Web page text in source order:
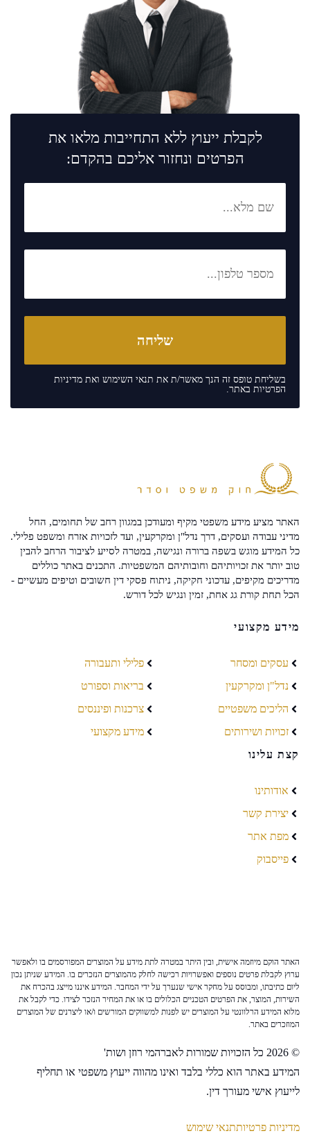
לקבלת ייעוץ ללא התחייבות מלאו את
הפרטים ונחזור אליכם בהקדם:
בשליחת טופס זה הנך מאשר/ת את תנאי השימוש ואת מדיניות
הפרטיות באתר.
האתר מציע מידע משפטי מקיף ומעודכן במגוון רחב של תחומים, החל
מדיני עבודה ועסקים, דרך נדל"ן ומקרקעין, ועד לזכויות אזרח ומשפט פלילי.
כל המידע מוגש בשפה ברורה ונגישה, במטרה לסייע לציבור הרחב להבין
טוב יותר את זכויותיהם וחובותיהם המשפטיות. התכנים באתר כוללים
מדריכים מקיפים, עדכוני חקיקה, ניתוח פסקי דין חשובים וטיפים מעשיים -
הכל תחת קורת גג אחת, זמין ונגיש לכל דורש.
מידע מקצועי
עסקים ומסחר
נדל"ן ומקרקעין
הליכים משפטיים
זכויות ושירותים
פלילי ותעבורה
בריאות וספורט
צרכנות ופיננסים
מידע מקצועי
קצת עלינו
אודותינו
יצירת קשר
מפת אתר
פייסבוק
האתר הוקם מיוזמה אישית, ובין היתר במטרה לתת מידע על המוצרים המפורסמים בו ולאפשר
ערוץ לקבלת פרטים נוספים ואפשרויות רכישה לחלק מהמוצרים הנזכרים בו. המידע שניתן נכון
ליום כתיבתו, ומבוסס על מחקר אישי שנערך על ידי המחבר. המידע איננו מייצג בהכרח את
השירות, המוצר, את הפרטים הטכניים הכלולים בו או את המחיר הנזכר לצידו. כדי לקבל את
מלוא המידע הרלוונטי על המוצרים יש לפנות למשווקים המורשים ו/או ליצרנים של המוצרים
המוזכרים באתר.
© 2026 כל הזכויות שמורות לאברהמי רוזן ושות'
המידע באתר הוא כללי בלבד ואינו מהווה ייעוץ משפטי או תחליף
לייעוץ אישי מעורך דין.
מדיניות פרטיותתנאי שימוש